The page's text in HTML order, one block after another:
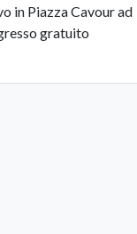
in Piazza Cavour ad
gratuito